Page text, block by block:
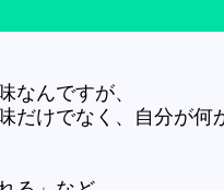
なんですが、
だけでなく、自分が